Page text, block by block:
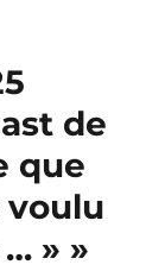
de
que
voulu
» »